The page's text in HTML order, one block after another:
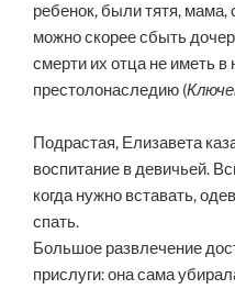
ребенок, были тятя, мама,
можно скорее сбыть
смерти их отца не иметь в
престолонаследию (
Подрастая, Елизавета
воспитание в девичьей.
когда нужно вставать,
спать.
Большое развлечение
прислуги: она сама